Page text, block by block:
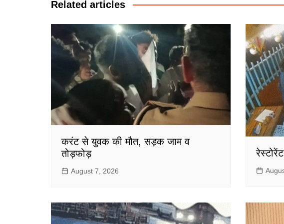
Related articles
करंट से युवक की मौत, सड़क जाम व
तोड़फोड़
August 7, 2026